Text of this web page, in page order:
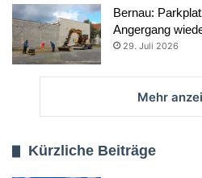
Bernau:
Angergang
29. Juli 2026
Mehr
Kürzliche Beiträge